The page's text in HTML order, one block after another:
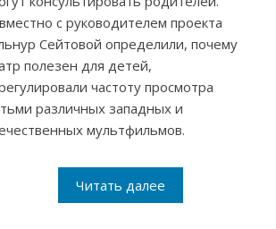
с руководителем проекта
Сейтовой определили, почему
полезен для детей,
частоту просмотра
различных западных и
мультфильмов.
Читать далее